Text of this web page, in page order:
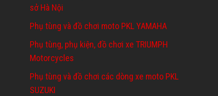
sở Hà Nội
Phụ tùng và đồ chơi moto PKL YAMAHA
Phụ tùng, phụ kiện, đồ chơi xe TRIUMPH
Motorcycles
Phụ tùng và đồ chơi các dòng xe moto PKL
SUZUKI